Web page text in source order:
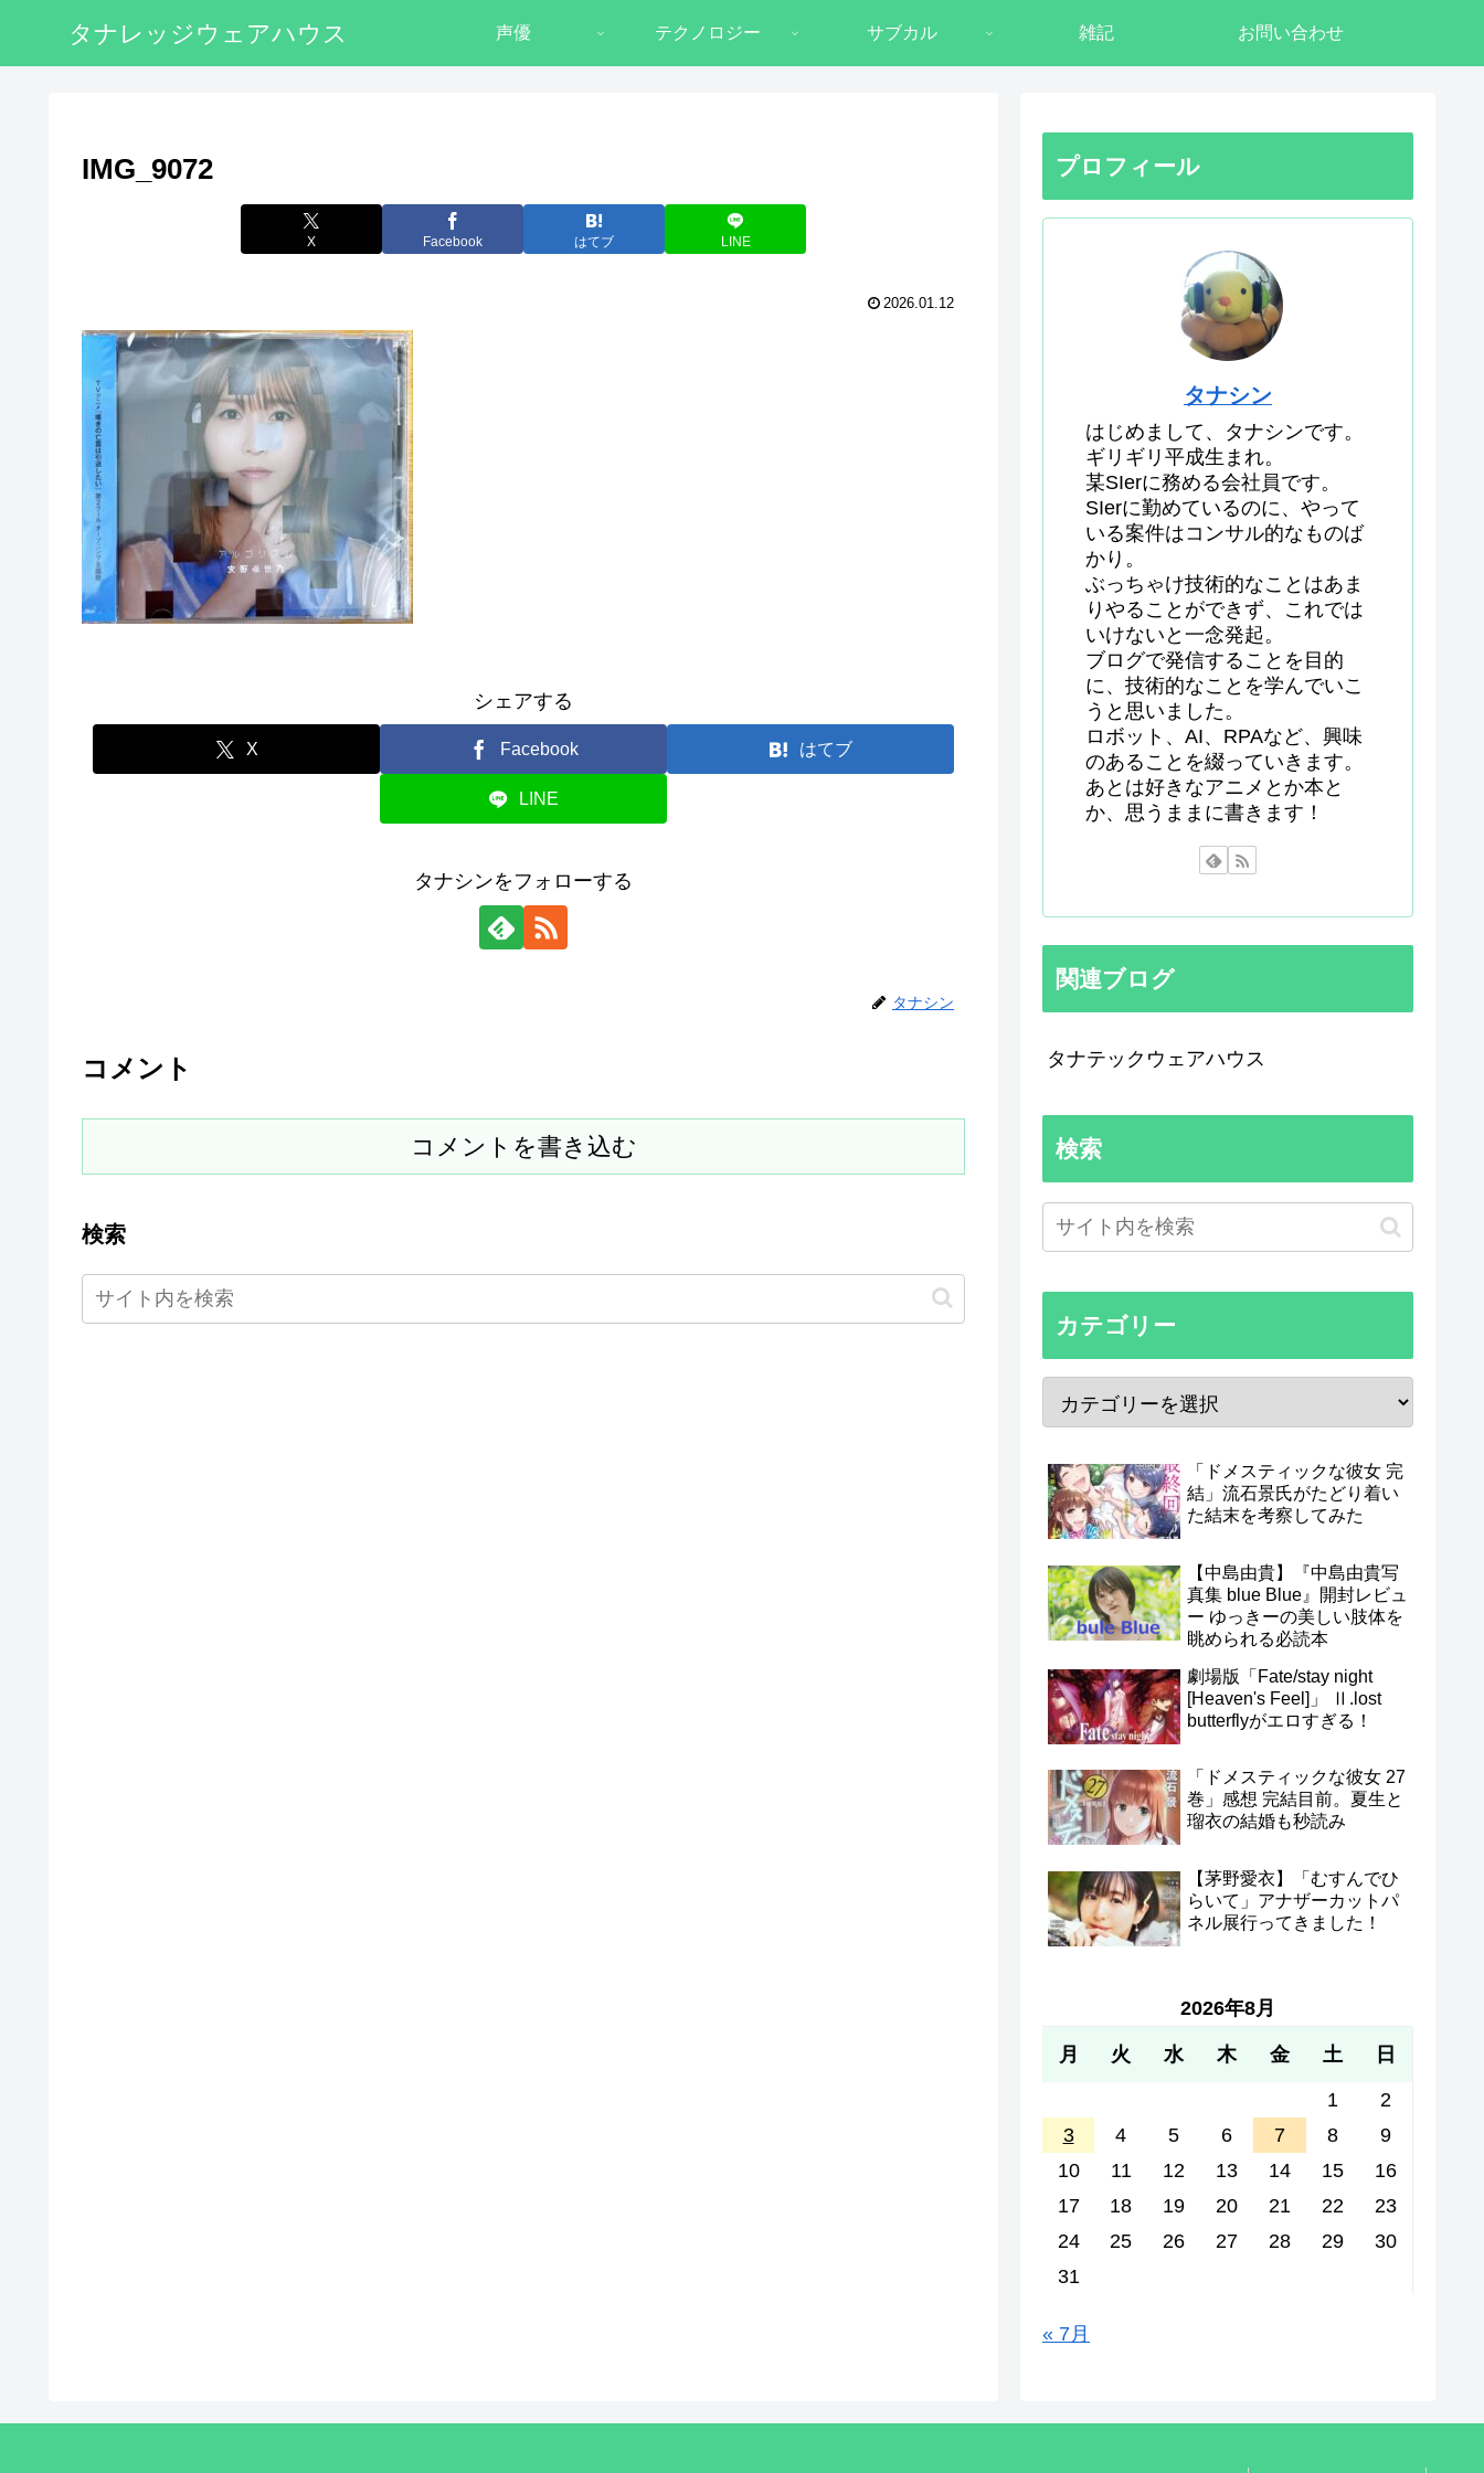
タナレッジウェアハウス 声優 テクノロジー サブカル 雑記 お問い合わせ
IMG_9072
X Facebook はてブ LINE
2026.01.12
シェアする
X Facebook はてブ
LINE
タナシンをフォローする
タナシン
コメント
コメントを書き込む
検索
プロフィール
タナシン
はじめまして、タナシンです。
ギリギリ平成生まれ。
某SIerに務める会社員です。
SIerに勤めているのに、やって
いる案件はコンサル的なものば
かり。
ぶっちゃけ技術的なことはあま
りやることができず、これでは
いけないと一念発起。
ブログで発信することを目的
に、技術的なことを学んでいこ
うと思いました。
ロボット、AI、RPAなど、興味
のあることを綴っていきます。
あとは好きなアニメとか本と
か、思うままに書きます！
関連ブログ
タナテックウェアハウス
検索
カテゴリー
「ドメスティックな彼女 完
結」流石景氏がたどり着い
た結末を考察してみた
【中島由貴】『中島由貴写
真集 blue Blue』開封レビュ
ー ゆっきーの美しい肢体を
眺められる必読本
劇場版「Fate/stay night
[Heaven's Feel]」 Ⅱ.lost
butterflyがエロすぎる！
「ドメスティックな彼女 27
巻」感想 完結目前。夏生と
瑠衣の結婚も秒読み
【茅野愛衣】「むすんでひ
らいて」アナザーカットパ
ネル展行ってきました！
2026年8月
月 火 水 木 金 土 日
1
2
3
4 5 6 7 8
9
10
11 12 13 14 15
16
17
18 19 20 21 22
23
24
25 26 27 28 29
30
31
« 7月